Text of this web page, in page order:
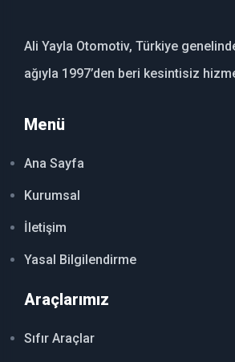
Ali Yayla Otomotiv, Türkiye
ağıyla 1997’den beri kesintisiz
Menü
Ana Sayfa
Kurumsal
İletişim
Yasal Bilgilendirme
Araçlarımız
Sıfır Araçlar